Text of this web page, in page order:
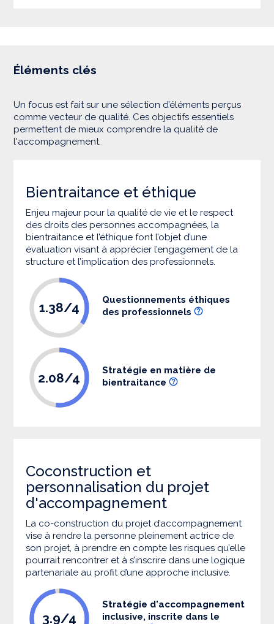
Éléments clés
Un focus est fait sur une sélection d’éléments perçus
comme vecteur de qualité. Ces objectifs essentiels
permettent de mieux comprendre la qualité de
l'accompagnement.
Bientraitance et éthique
Enjeu majeur pour la qualité de vie et le respect
des droits des personnes accompagnées, la
bientraitance et l’éthique font l’objet d’une
évaluation visant à apprécier l’engagement de la
structure et l’implication des professionnels.
1.38/4
Questionnements éthiques
des professionnels
2.08/4
Stratégie en matière de
bientraitance
Coconstruction et
personnalisation du projet
d'accompagnement
La co-construction du projet d’accompagnement
vise à rendre la personne pleinement actrice de
son projet, à prendre en compte les risques qu’elle
pourrait rencontrer et à s’inscrire dans une logique
partenariale au profit d’une approche inclusive.
3.9/4
Stratégie d'accompagnement
inclusive, inscrite dans le